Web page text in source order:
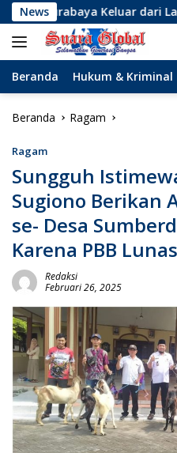
Langsung
ke
konten
News
Keluar dari Labirin
Beranda Hukum & Kriminal
Beranda Ragam
Ragam
Sungguh
Sugiono Berikan
se- Desa
Karena PBB Lunas
Redaksi
Februari 26, 2025